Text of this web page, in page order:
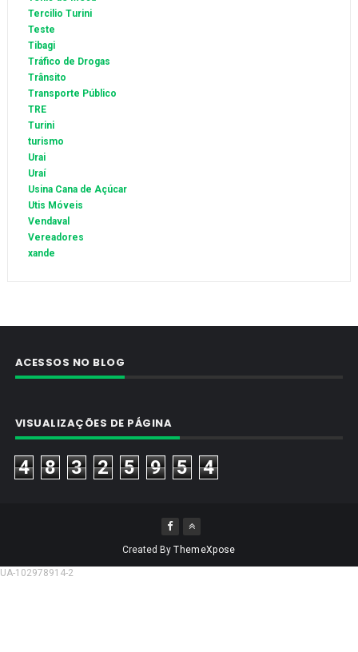
Tercilio Turini
Teste
Tibagi
Tráfico de Drogas
Trânsito
Transporte Público
TRE
Turini
turismo
Urai
Uraí
Usina Cana de Açúcar
Utis Móveis
Vendaval
Vereadores
xande
ACESSOS NO BLOG
VISUALIZAÇÕES DE PÁGINA
4 8 3 2 5 9 5 4
Created ByThemeXpose
UA-102978914-2